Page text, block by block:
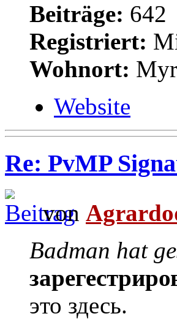
Beiträge: 642
Registriert:
Wohnort:
Website
Re: PvMP
von
Badman hat
это здесь.